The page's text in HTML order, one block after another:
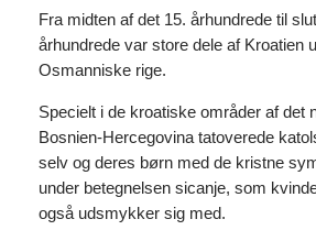
Fra midten af det 15. århundrede til
århundrede var store dele af Kroatien
Osmanniske rige.
Specielt i de kroatiske områder af det
Bosnien-Hercegovina tatoverede
selv og deres børn med de kristne
under betegnelsen sicanje, som
også udsmykker sig med.